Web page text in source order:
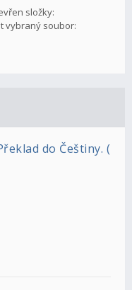
složky:
vybraný soubor:
do Češtiny. (